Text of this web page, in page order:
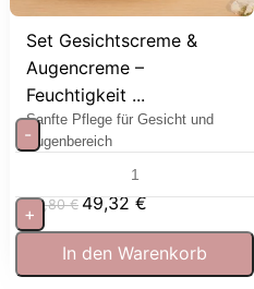
Set Gesichtscreme &
Augencreme –
Feuchtigkeit ...
Sanfte Pflege für Gesicht und
Augenbereich
54,80€ 49,32€
-
+
In den Warenkorb